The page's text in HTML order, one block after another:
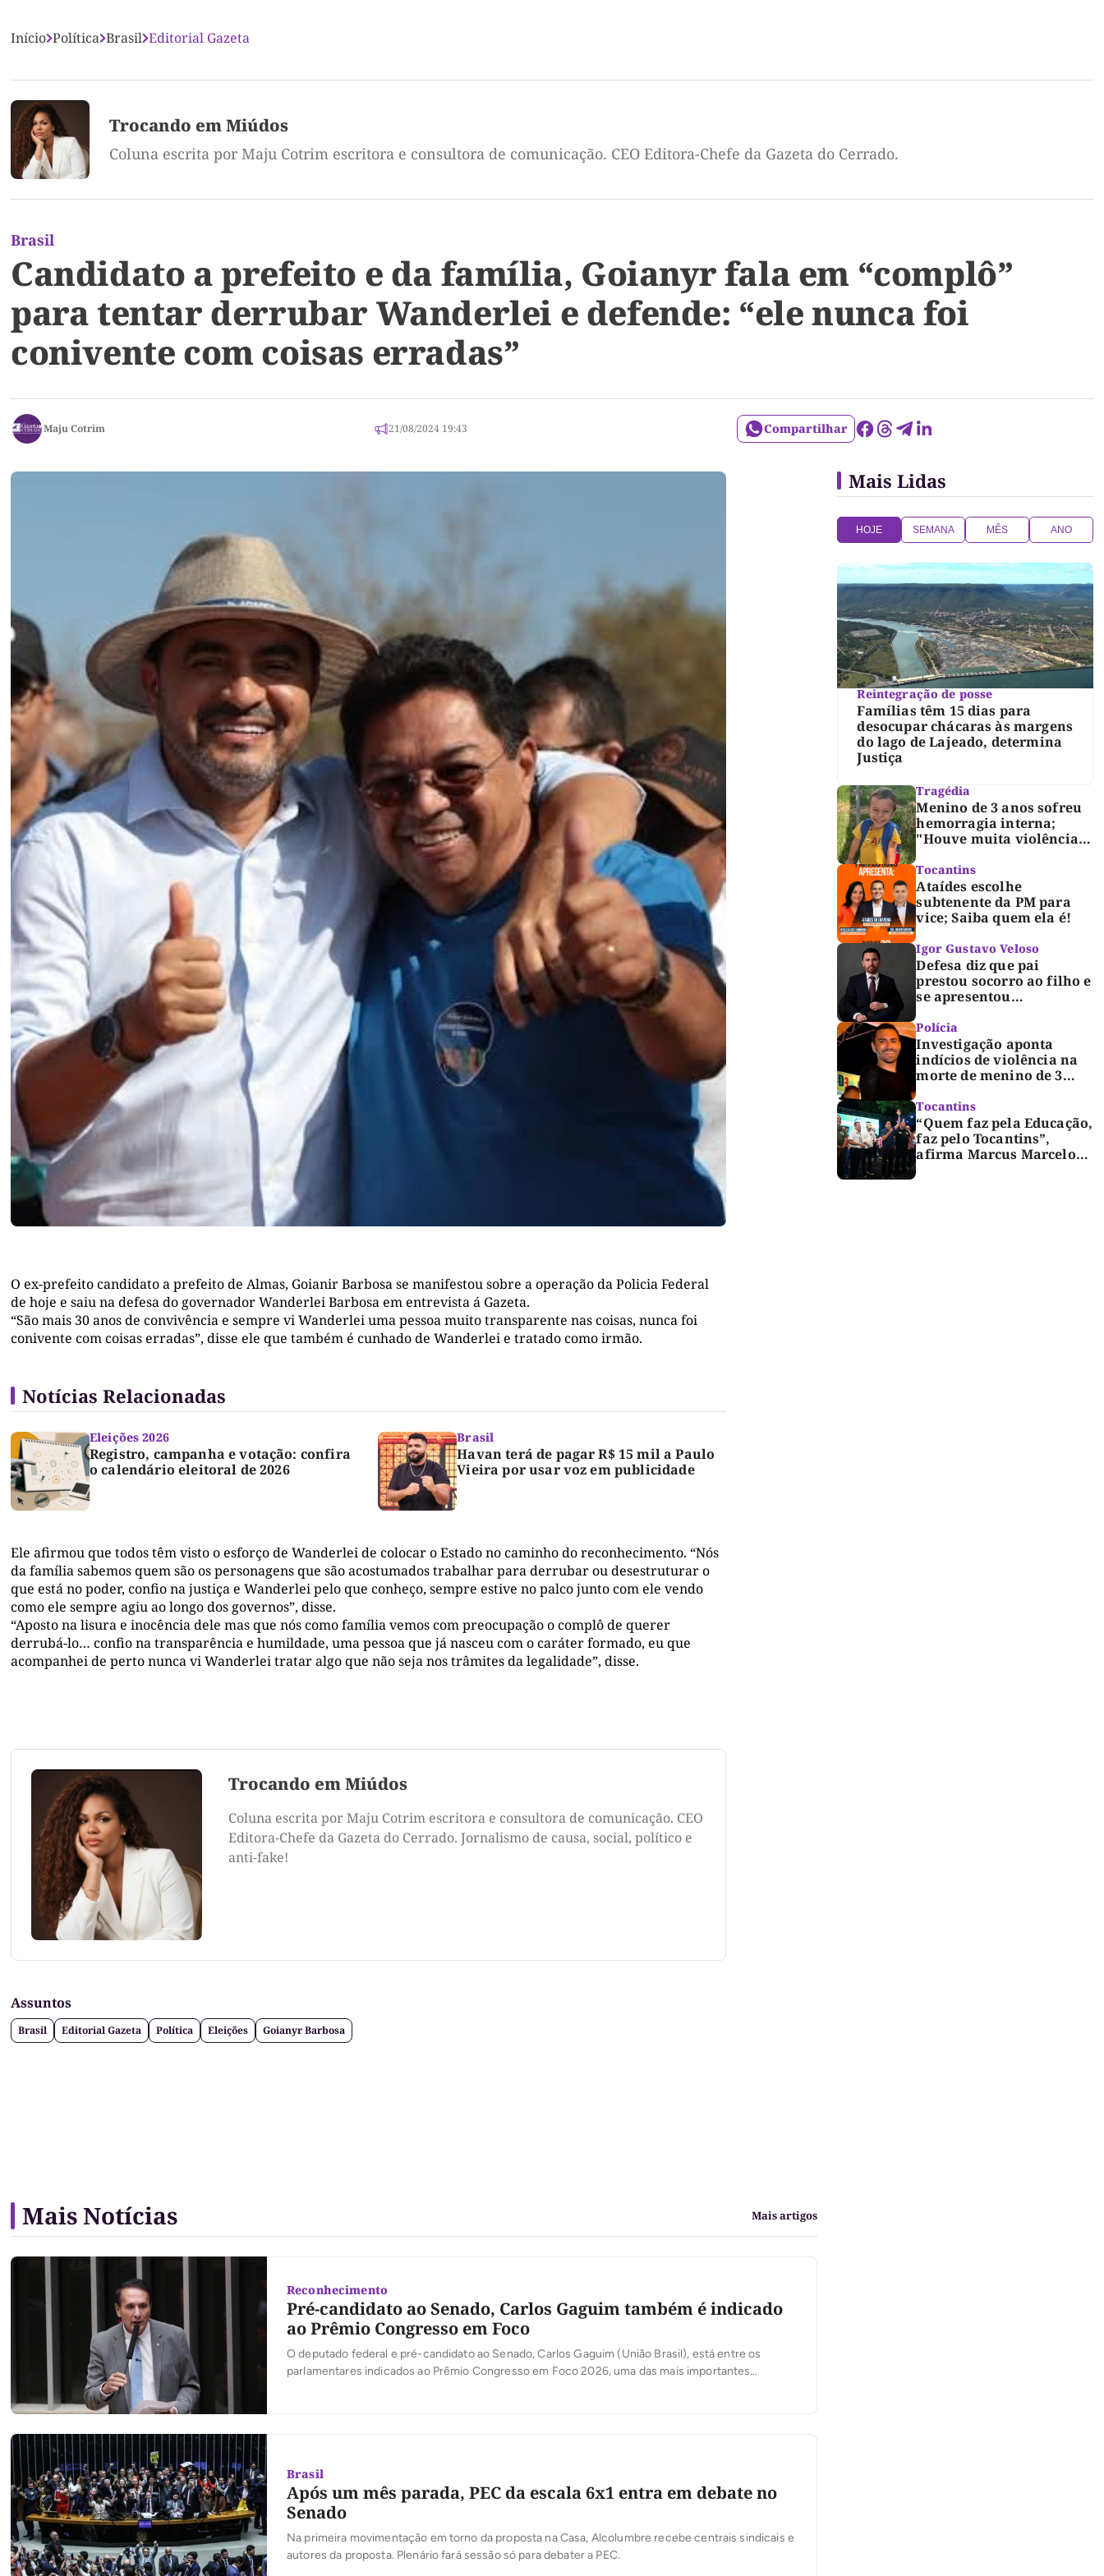
Início Política Brasil Editorial Gazeta
Trocando em Miúdos
Coluna escrita por Maju Cotrim escritora e consultora de comunicação. CEO Editora-Chefe da Gazeta do Cerrado.
Brasil
Candidato a prefeito e da família, Goianyr fala em “complô”
para tentar derrubar Wanderlei e defende: “ele nunca foi
conivente com coisas erradas”
Maju Cotrim 21/08/2024 19:43 Compartilhar
O ex-prefeito candidato a prefeito de Almas, Goianir Barbosa se manifestou sobre a operação da Policia Federal
de hoje e saiu na defesa do governador Wanderlei Barbosa em entrevista á Gazeta.
“São mais 30 anos de convivência e sempre vi Wanderlei uma pessoa muito transparente nas coisas, nunca foi
conivente com coisas erradas”, disse ele que também é cunhado de Wanderlei e tratado como irmão.
Notícias Relacionadas
Eleições 2026
Registro, campanha e votação: confira
o calendário eleitoral de 2026
Brasil
Havan terá de pagar R$ 15 mil a Paulo
Vieira por usar voz em publicidade
Ele afirmou que todos têm visto o esforço de Wanderlei de colocar o Estado no caminho do reconhecimento. “Nós
da família sabemos quem são os personagens que são acostumados trabalhar para derrubar ou desestruturar o
que está no poder, confio na justiça e Wanderlei pelo que conheço, sempre estive no palco junto com ele vendo
como ele sempre agiu ao longo dos governos”, disse.
“Aposto na lisura e inocência dele mas que nós como família vemos com preocupação o complô de querer
derrubá-lo… confio na transparência e humildade, uma pessoa que já nasceu com o caráter formado, eu que
acompanhei de perto nunca vi Wanderlei tratar algo que não seja nos trâmites da legalidade”, disse.
Trocando em Miúdos
Coluna escrita por Maju Cotrim escritora e consultora de comunicação. CEO
Editora-Chefe da Gazeta do Cerrado. Jornalismo de causa, social, político e
anti-fake!
Assuntos
Brasil Editorial Gazeta Política Eleições Goianyr Barbosa
Mais Lidas
HOJE SEMANA MÊS ANO
Reintegração de posse
Famílias têm 15 dias para
desocupar chácaras às margens
do lago de Lajeado, determina
Justiça
Tragédia
Menino de 3 anos sofreu
hemorragia interna;
"Houve muita violência",
Tocantins
Ataídes escolhe
subtenente da PM para
vice; Saiba quem ela é!
Igor Gustavo Veloso
Defesa diz que pai
prestou socorro ao filho e
se apresentou
polícia após morte de
criança de 3 anos
Polícia
Investigação aponta
indícios de violência na
morte de menino de 3
Tocantins
“Quem faz pela Educação,
faz pelo Tocantins”,
afirma Marcus Marcelo
Mais Notícias Mais artigos
Reconhecimento
Pré-candidato ao Senado, Carlos Gaguim também é indicado
ao Prêmio Congresso em Foco
O deputado federal e pré-candidato ao Senado, Carlos Gaguim (União Brasil), está entre os
parlamentares indicados ao Prêmio Congresso em Foco 2026, uma das mais importantes
Brasil
Após um mês parada, PEC da escala 6x1 entra em debate no
Senado
Na primeira movimentação em torno da proposta na Casa, Alcolumbre recebe centrais sindicais e
autores da proposta. Plenário fará sessão só para debater a PEC.